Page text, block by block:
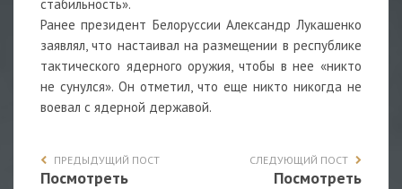
стабильность».
Ранее президент Белоруссии Александр Лукашенко
заявлял, что настаивал на размещении в республике
тактического ядерного оружия, чтобы в нее «никто
не сунулся». Он отметил, что еще никто никогда не
воевал с ядерной державой.
ПРЕДЫДУЩИЙ ПОСТ
Посмотреть
СЛЕДУЮЩИЙ ПОСТ
Посмотреть